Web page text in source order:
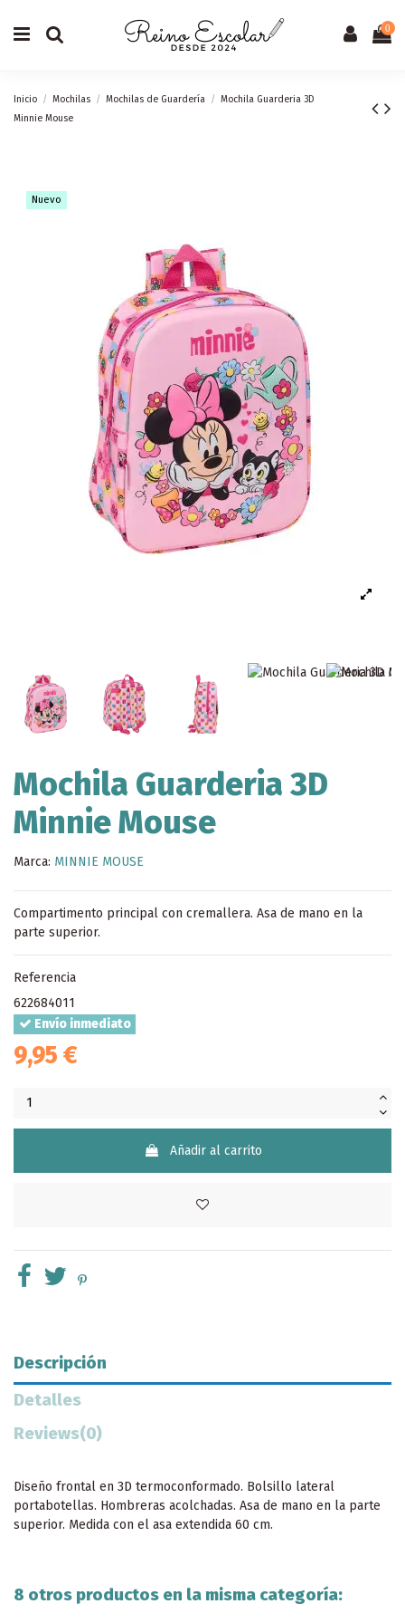
0
Inicio Mochilas Mochilas de Guardería
Mochila Guarderia 3D
Minnie Mouse
Nuevo
Mochila Guarderia 3D
Minnie Mouse
Marca: MINNIE MOUSE
Compartimento principal con cremallera. Asa de mano en la
parte superior.
Referencia
622684011
Envío inmediato
9,95 €
Añadir al carrito
Descripción
Detalles
Reviews(0)
Diseño frontal en 3D termoconformado. Bolsillo lateral
portabotellas. Hombreras acolchadas. Asa de mano en la parte
superior. Medida con el asa extendida 60 cm.
8 otros productos en la misma categoría: